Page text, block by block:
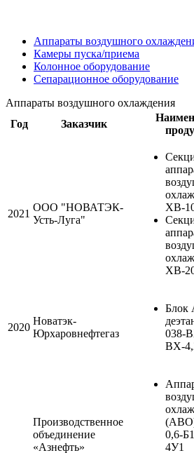
Аппараты воздушного
Камеры пуска/приема
Колонное оборудование
Сепарационное оборудование
Аппараты воздушного охлаждения
Год
Заказчик
2021
ООО "НОВАТЭК-
Усть-Луга"
ХВ-
ХВ-
2020
Новатэк-
Юрхаровнефтегаз
Блок
038-
ВХ-
Производственное
объединение
«Азнефть»
0,6-
4У1